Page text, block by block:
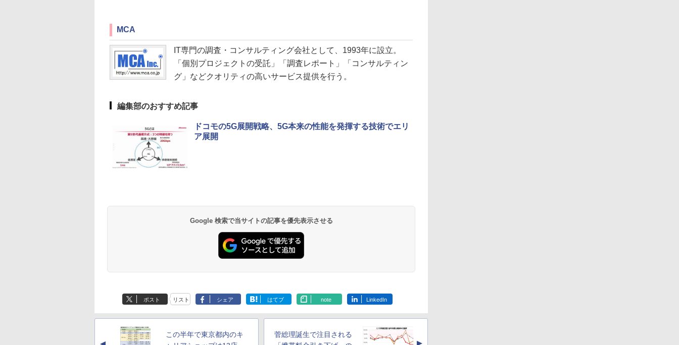
MCA
IT専門の調査・コンサルティング会社として、1993年に設立。
「個別プロジェクトの受託」「調査レポート」「コンサルティン
グ」などクオリティの高いサービス提供を行う。
編集部のおすすめ記事
ドコモの5G展開戦略、5G本来の性能を発揮する技術でエリ
ア展開
Google 検索で当サイトの記事を優先表示させる
ポスト リスト シェア はてブ note LinkedIn
この半年で東京都内のキ
菅総理誕生で注目される